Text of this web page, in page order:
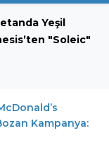
Yeşil
"Soleic"
Kampanya: